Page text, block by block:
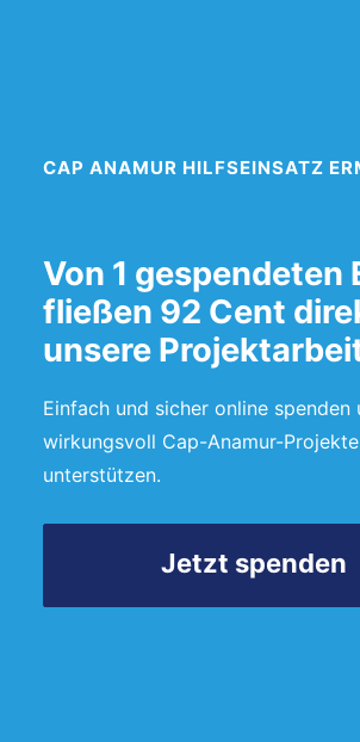
CAP ANAMUR HILFSEINSATZ
Von 1 gespendeten
fließen 92 Cent
unsere
Einfach und sicher online spenden
wirkungsvoll Cap-Anamur-
unterstützen.
Jetzt spenden